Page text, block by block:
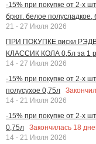
-15% при покупке от 2-х
брют. белое
21 - 27 Июля 2026
ПРИ ПОКУПКЕ виски
КЛАССИК КОЛА 0,5л за 1
14 - 27 Июля 2026
-15% при покупке от 2-х
полусухое 0,75л
14 - 21 Июля 2026
-15% при покупке от 2-х
0,75л
Закончилась 18
14 - 21 Июля 2026